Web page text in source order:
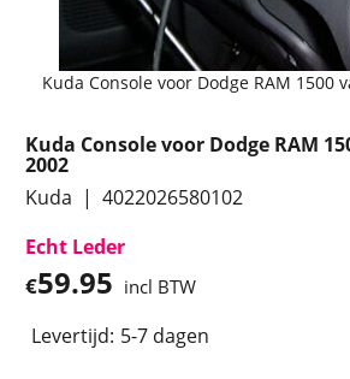
Kuda Console voor Dodge RAM 1500
Kuda Console voor Dodge RAM
2002
Kuda
4022026580102
Echt Leder
€59.95 incl BTW
Levertijd: 5-7 dagen